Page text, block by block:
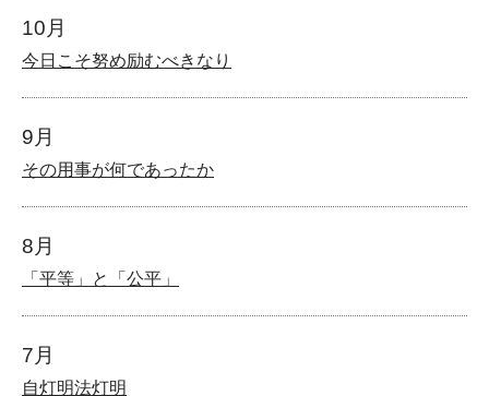
10月
今日こそ努め励むべきなり
9月
その用事が何であったか
8月
「平等」と「公平」
7月
自灯明法灯明